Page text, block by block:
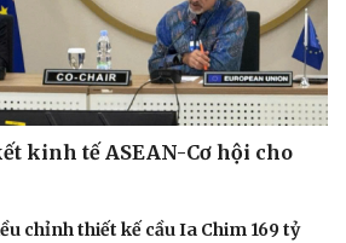
kinh tế ASEAN-Cơ hội cho
chỉnh thiết kế cầu Ia Chim 169 tỷ